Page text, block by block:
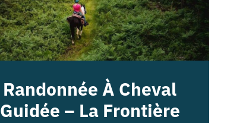
Randonnée À Cheval
Guidée – La Frontière